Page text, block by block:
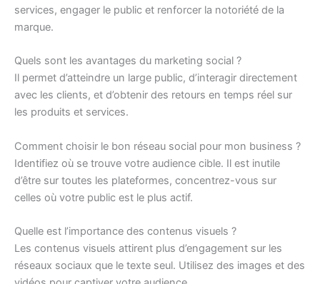
services, engager le public et renforcer la notoriété de la
marque.
Quels sont les avantages du marketing social ?
Il permet d’atteindre un large public, d’interagir directement
avec les clients, et d’obtenir des retours en temps réel sur
les produits et services.
Comment choisir le bon réseau social pour mon business ?
Identifiez où se trouve votre audience cible. Il est inutile
d’être sur toutes les plateformes, concentrez-vous sur
celles où votre public est le plus actif.
Quelle est l’importance des contenus visuels ?
Les contenus visuels attirent plus d’engagement sur les
réseaux sociaux que le texte seul. Utilisez des images et des